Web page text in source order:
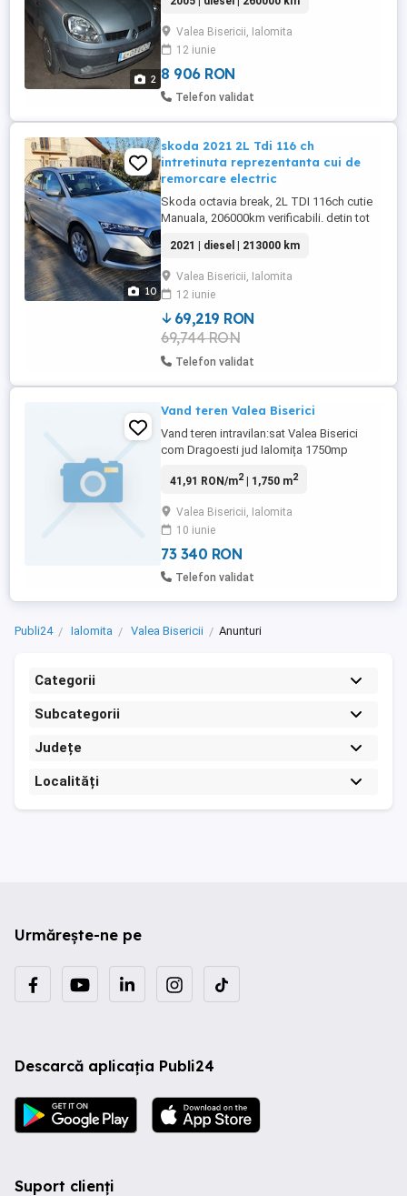
2
dar trage bine.
Valea Bisericii, Ialomita
12 iunie
8 906 RON
Telefon validat
10
skoda 2021 2L Tdi 116 ch
intretinuta reprezentanta cui de
remorcare electric
Skoda octavia break, 2L TDI 116ch cutie
Manuala, 206000km verificabili. detin tot
optiuni: -oglinzi electrice, -volan
incalzit,virtual cocpit, -volan si maneta in
piele, -cui de remorcare electric , -tine
distanta fata de masina din fata, -are
facuta distributia ...
2021 | diesel | 213000 km
Valea Bisericii, Ialomita
12 iunie
69,219 RON
69,744 RON
Telefon validat
Vand teren Valea Biserici
Vand teren intravilan:sat Valea Biserici
com Dragoesti jud Ialomița 1750mp
41,91 RON/m2| 1,750 m2
Valea Bisericii, Ialomita
10 iunie
73 340 RON
Telefon validat
Publi24 Ialomita Valea Bisericii Anunturi
Categorii
Subcategorii
Județe
Localități
Urmărește-ne pe
Descarcă aplicația Publi24
Suport clienți